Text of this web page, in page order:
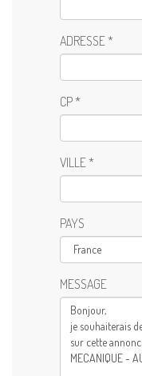
ADRESSE *
CP *
VILLE *
PAYS
MESSAGE